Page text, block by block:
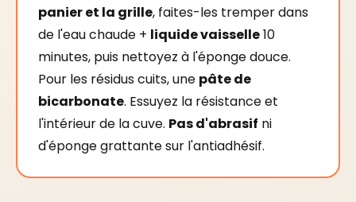
panier et la grille, faites-les tremper dans
de l'eau chaude + liquide vaisselle10
minutes, puis nettoyez à l'éponge douce.
Pour les résidus cuits, une pâte de
bicarbonate. Essuyez la résistance et
l'intérieur de la cuve. Pas d'abrasif ni
d'éponge grattante sur l'antiadhésif.